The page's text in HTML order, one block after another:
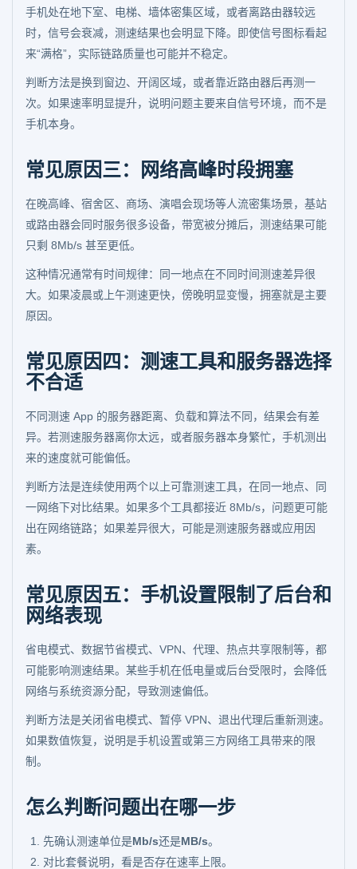
手机处在地下室、电梯、墙体密集区域，或者离路由器较远
时，信号会衰减，测速结果也会明显下降。即使信号图标看起
来“满格”，实际链路质量也可能并不稳定。
判断方法是换到窗边、开阔区域，或者靠近路由器后再测一
次。如果速率明显提升，说明问题主要来自信号环境，而不是
手机本身。
常见原因三：网络高峰时段拥塞
在晚高峰、宿舍区、商场、演唱会现场等人流密集场景，基站
或路由器会同时服务很多设备，带宽被分摊后，测速结果可能
只剩 8Mb/s 甚至更低。
这种情况通常有时间规律：同一地点在不同时间测速差异很
大。如果凌晨或上午测速更快，傍晚明显变慢，拥塞就是主要
原因。
常见原因四：测速工具和服务器选择
不合适
不同测速 App 的服务器距离、负载和算法不同，结果会有差
异。若测速服务器离你太远，或者服务器本身繁忙，手机测出
来的速度就可能偏低。
判断方法是连续使用两个以上可靠测速工具，在同一地点、同
一网络下对比结果。如果多个工具都接近 8Mb/s，问题更可能
出在网络链路；如果差异很大，可能是测速服务器或应用因
素。
常见原因五：手机设置限制了后台和
网络表现
省电模式、数据节省模式、VPN、代理、热点共享限制等，都
可能影响测速结果。某些手机在低电量或后台受限时，会降低
网络与系统资源分配，导致测速偏低。
判断方法是关闭省电模式、暂停 VPN、退出代理后重新测速。
如果数值恢复，说明是手机设置或第三方网络工具带来的限
制。
怎么判断问题出在哪一步
先确认测速单位是Mb/s还是MB/s。
对比套餐说明，看是否存在速率上限。